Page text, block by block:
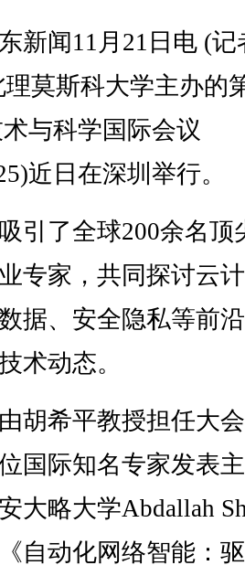
闻11月21日电 (记
莫斯科大学主办的
与科学国际会议
近日在深圳举行。
了全球200余名顶
专家，共同探讨云
据、安全隐私等前
术动态。
希平教授担任大
国际知名专家发表
大略大学Abdallah
自动化网络智能：